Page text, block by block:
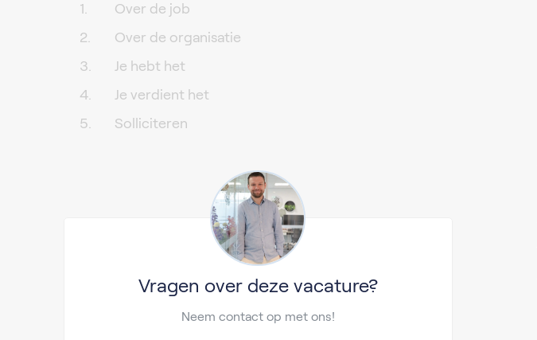
Over de job
Over de organisatie
Je hebt het
Je verdient het
Solliciteren
Vragen over deze vacature?
Neem contact op met ons!